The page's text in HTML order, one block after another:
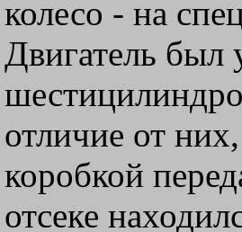
колесо - на
Двигатель
отличие от
коробкой
отсеке